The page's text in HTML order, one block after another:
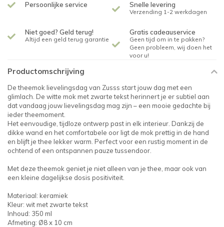
Persoonlijke service Snelle levering
Verzending 1-2 werkdagen
Niet goed? Geld terug!
Altijd een geld terug garantie
Gratis cadeauservice
Geen tijd om in te pakken?
Geen probleem, wij doen het
voor u!
Productomschrijving
De theemok lievelingsdag van Zusss start jouw dag met een
glimlach. De witte mok met zwarte tekst herinnert je er subtiel aan
dat vandaag jouw lievelingsdag mag zijn – een mooie gedachte bij
ieder theemoment.
Het eenvoudige, tijdloze ontwerp past in elk interieur. Dankzij de
dikke wand en het comfortabele oor ligt de mok prettig in de hand
en blijft je thee lekker warm. Perfect voor een rustig moment in de
ochtend of een ontspannen pauze tussendoor.
Met deze theemok geniet je niet alleen van je thee, maar ook van
een kleine dagelijkse dosis positiviteit.
Materiaal: keramiek
Kleur: wit met zwarte tekst
Inhoud: 350 ml
Afmeting: Ø8 x 10 cm